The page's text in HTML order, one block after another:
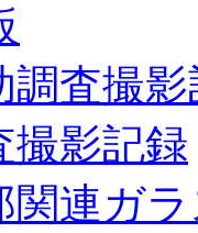
調査撮
撮影記録
関連ガ